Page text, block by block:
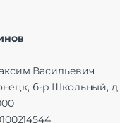
Васильевич
б-р Школьный, д.